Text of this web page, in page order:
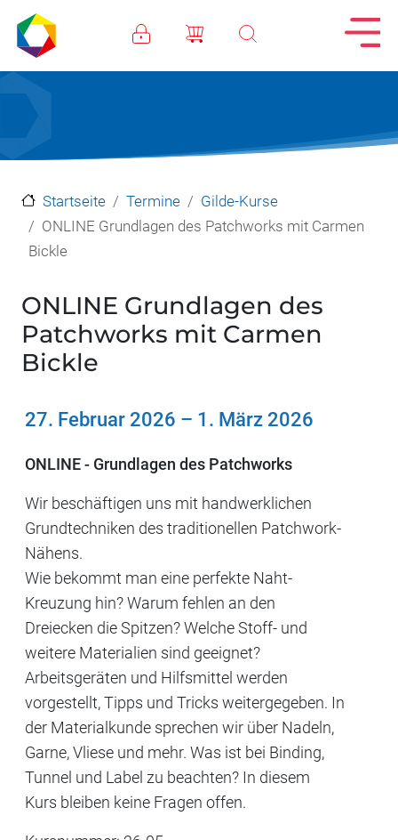
Direkt zum Inhalt
Startseite Termine
Gilde-Kurse
ONLINE Grundlagen des Patchworks mit Carmen
Bickle
ONLINE Grundlagen des
Patchworks mit Carmen
Bickle
27. Februar 2026 – 1. März 2026
ONLINE - Grundlagen des Patchworks
Wir beschäftigen uns mit handwerklichen
Grundtechniken des traditionellen Patchwork-
Nähens.
Wie bekommt man eine perfekte Naht-
Kreuzung hin? Warum fehlen an den
Dreiecken die Spitzen? Welche Stoff- und
weitere Materialien sind geeignet?
Arbeitsgeräten und Hilfsmittel werden
vorgestellt, Tipps und Tricks weitergegeben. In
der Materialkunde sprechen wir über Nadeln,
Garne, Vliese und mehr. Was ist bei Binding,
Tunnel und Label zu beachten? In diesem
Kurs bleiben keine Fragen offen.